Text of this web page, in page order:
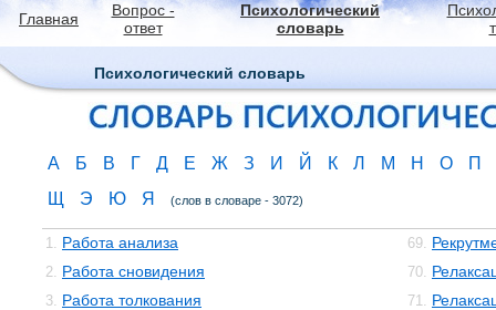
Главная
Вопрос -
ответ
Психологический
словарь
Психологический словарь
А Б В Г Д Е Ж З И Й К Л М Н О
П
Щ
Э Ю Я (слов в словаре - 3072)
1. Работа анализа
2. Работа сновидения
3. Работа толкования
69.
70.
71.